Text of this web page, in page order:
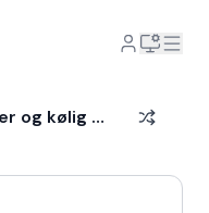
kærlighed